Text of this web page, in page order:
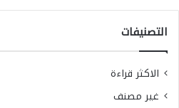
التصنيفات
الاكثر قراءة
غير مصنف